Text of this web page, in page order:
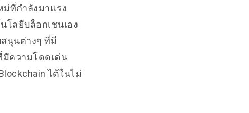
ม่ที่กำลังมาแรง
โลยีบล็อกเชนเอง
นุนต่างๆ ที่มี
มีความโดดเด่น
ได้ในไม่